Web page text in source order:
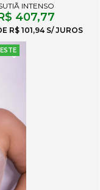
INTENSO
407,77
R$ 101,94